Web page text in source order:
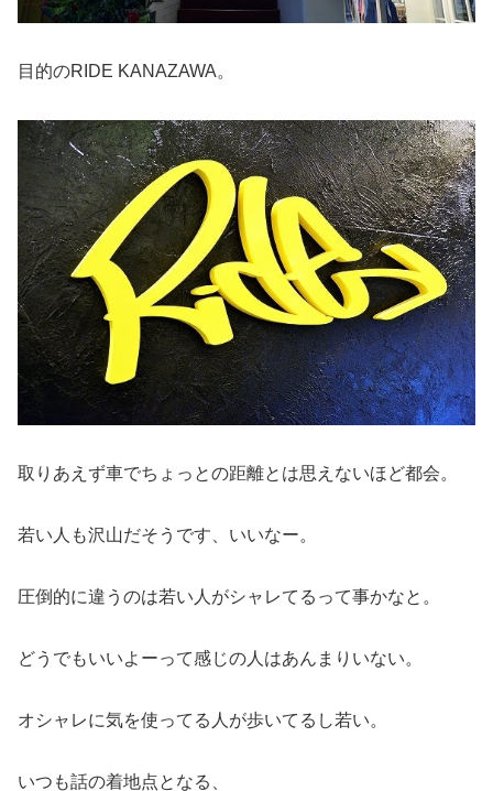
目的のRIDE KANAZAWA。
取りあえず車でちょっとの距離とは思えないほど都会。
若い人も沢山だそうです、いいなー。
圧倒的に違うのは若い人がシャレてるって事かなと。
どうでもいいよーって感じの人はあんまりいない。
オシャレに気を使ってる人が歩いてるし若い。
いつも話の着地点となる、